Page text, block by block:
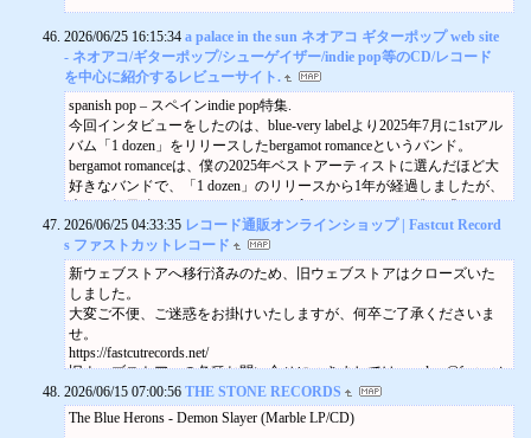
ギンビスすきですか？
親補足: ギンビスの曲をきっかけに家族全員U-zhaan×環ROY×鎮座DO
PENESSさん（とギンビス）のファンになりました。こどもが行ける
ライブがあるととっても嬉しいです！
ふみ(2) 保育園
株式会社ギンビスには昔から好感を持っています。看板商品である
たべっ子どうぶつの “おいしくて、英語も少し覚えられる” というコ
ンセプトもすばらしいし、しみチョココーンもアスパラガスも独自
性があって好きです。
僕が気に入っているのは「GINZA RUSK」。ギンビスという社名の
由来にもなっている「銀座」を冠した、しみチョココーンの大人版
のようなチョコレート菓子で、軽く凍らせてもおいしい。見かけた
ら試してみてください。
楽曲「ギンビス」が収録されているU-zhaan×環ROY×鎮座DOPENESS
のアルバム『たのしみ』のリリースパーティーのときにはギンビス
が来場者のために、お菓子を2,860個もプレゼントしてくれたんです
よ。太っ腹ですね。
そのあと、たべっ子どうぶつが映画化されたときの主題歌がTravis Ja
panだったり、たべっ子どうぶつと星野源さんが楽しそうなコラボレ
ーションをしたりしているのを見たりしましたが、僕ら3人は全然気
GROOVEDGE
9/14 mon.
〈KYAS × GROOVEDGE 西日本ツアー 2026〉大阪 ALWAYS梅田
open 18:30 / start 19:30
予約￥5,000 / 当日￥5,500
ご予約はこちらからお願いいたします。
GROOVEDGE
9/13 sun.
〈KYAS × GROOVEDGE 西日本ツアー 2026〉京都 妙心寺
open 16:30 / start 17:00
予約 ¥5,000 / 当日 ¥5,500
予約：groovedge4@gmail.com
GROOVEDGE
9/15 tue.
〈KYAS × GROOVEDGE 西日本ツアー 2026〉名古屋 得三
open 18:30 / start 19:30
予約￥5,000 / 当日￥5,500
ご予約はこちらからお願いいたします。
O'Jizo
9/19 sun.
〈O'Jizo ～アイリッシュの風～〉西国分寺 いずみホール
チケットのお求め、詳細はこちらをご覧ください。
solo
2026/06/25 16:15:34 a palace in the sun ネオアコ ギターポップ web site
- ネオアコ/ギターポップ/シューゲイザー/indie pop等のCD/レコード
を中心に紹介するレビューサイト.
spanish pop – スペインindie pop特集.
今回インタビューをしたのは、blue-very labelより2025年7月に1stアル
バム「1 dozen」をリリースしたbergamot romanceというバンド。
bergamot romanceは、僕の2025年ベストアーティストに選んだほど大
好きなバンドで、「1 dozen」のリリースから1年が経過しましたが、
未だに毎日聴いているほどのお気に入りなんです。(※僕の「1 doze
n」レビュー)
BUCK-TICKなども好きだったので彼らが影響を受けたThe Cureやバ
ウハウスなどを知り、ルーツを辿る聴き方を知りました。その流れ
でXTCなども知った記憶があります。
私の音楽人生のスタートは高口さんと一緒で、小学校に入る前から
ピアノをやっていて。子どもの頃はクラシックは演奏するのは好き
でも聴くのはそんなに好きじゃなくて、流行に敏感なおませさんだ
ったので小学生の頃はバンドブームかっこいい！って感じでBARBEE
BOYS、米米CLUB、レピッシュ、高野寛、松岡英明とか好きでし
た。中学生になって解散したてのフリッパーズギターに衝撃を受け
て、そこからpenny arcade、AZTEC CAMERA、BRIDGE、L⇔R、favo
2026/06/25 04:33:35 レコード通販オンラインショップ | Fastcut Record
s ファストカットレコード
新ウェブストアへ移行済みのため、旧ウェブストアはクローズいた
しました。
大変ご不便、ご迷惑をお掛けいたしますが、何卒ご了承くださいま
せ。
https://fastcutrecords.net/
旧ウェブストアへの各種お問い合せにつきましては、orders@fastcut.j
pまでお願いいたします。
2026/06/15 07:00:56 THE STONE RECORDS
The Blue Herons - Demon Slayer (Marble LP/CD)